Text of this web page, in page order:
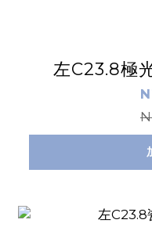
左C23.8極